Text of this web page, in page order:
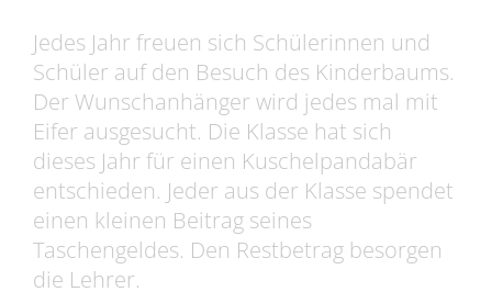
Jedes Jahr freuen sich Schülerinnen und
Schüler auf den Besuch des Kinderbaums.
Der Wunschanhänger wird jedes mal mit
Eifer ausgesucht. Die Klasse hat sich
dieses Jahr für einen Kuschelpandabär
entschieden. Jeder aus der Klasse spendet
einen kleinen Beitrag seines
Taschengeldes. Den Restbetrag besorgen
die Lehrer.